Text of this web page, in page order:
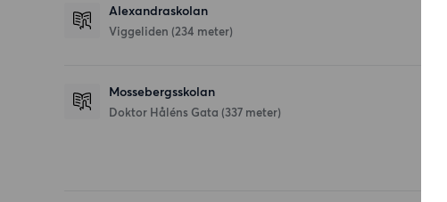
Alexandraskolan
Viggeliden (234 meter)
Mossebergsskolan
Doktor Håléns Gata (337 meter)